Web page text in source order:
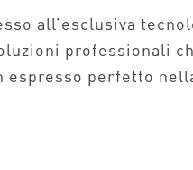
all’esclusiva
professionali
espresso perfetto